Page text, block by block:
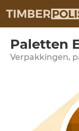
Paletten
Verpakkingen,